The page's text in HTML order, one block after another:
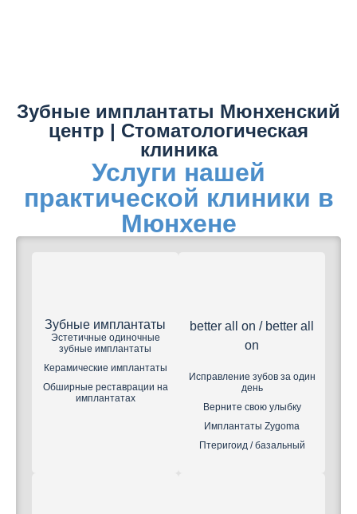
Зубные имплантаты Мюнхенский
центр | Стоматологическая
клиника
Услуги нашей
практической клиники в
Мюнхене
Зубные имплантаты
Эстетичные одиночные
зубные имплантаты
Керамические имплантаты
Обширные реставрации на
имплантатах
better all on / better all
on
Исправление зубов за один
день
Верните свою улыбку
Имплантаты Zygoma
Птеригоид / базальный